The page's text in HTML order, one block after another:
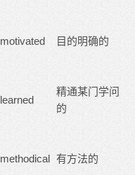
motivated 目的明确的
learned
精通某门学问
的
methodical 有方法的